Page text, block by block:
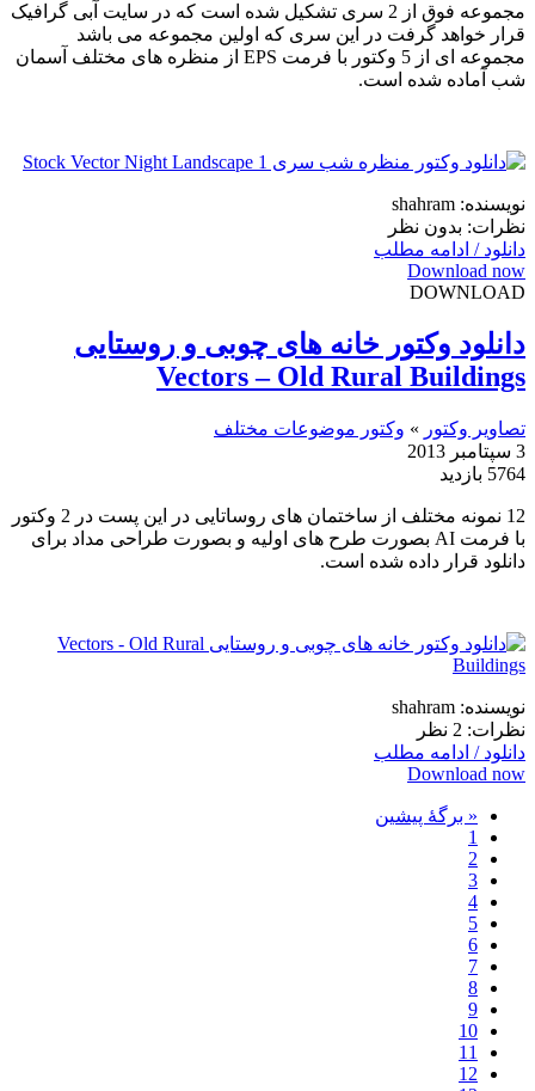
مجموعه فوق از 2 سری تشکیل شده است که در سایت آبی گرافیک
قرار خواهد گرفت در این سری که اولین مجموعه می باشد
مجموعه ای از 5 وکتور با فرمت EPS از منظره های مختلف آسمان
شب آماده شده است.
نویسنده: shahram
نظرات: بدون نظر
دانلود / ادامه مطلب
Download now
DOWNLOAD
دانلود وکتور خانه های چوبی و روستایی
Vectors – Old Rural Buildings
تصاویر وکتور » وکتور موضوعات مختلف
3 سپتامبر 2013
5764 بازدید
12 نمونه مختلف از ساختمان های روساتایی در این پست در 2 وکتور
با فرمت AI بصورت طرح های اولیه و بصورت طراحی مداد برای
دانلود قرار داده شده است.
نویسنده: shahram
نظرات: 2 نظر
دانلود / ادامه مطلب
Download now
« برگه‌ٔ پیشین
1
2
3
4
5
6
7
8
9
10
11
12